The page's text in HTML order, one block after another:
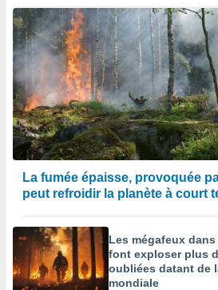
La fumée épaisse, provoquée
peut refroidir la planète à court
Les mégafeux
font exploser plus
oubliées datant de
mondiale